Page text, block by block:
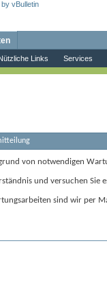
Links Services
von notwendigen
und versuchen Sie
sind wir per